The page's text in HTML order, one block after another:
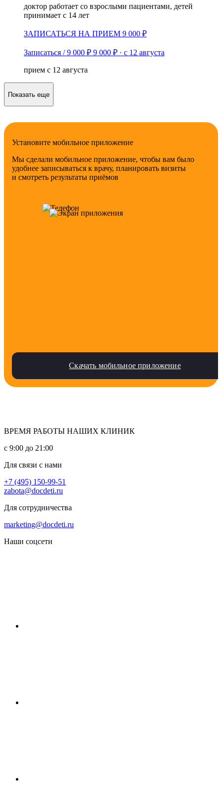
Установите мобильное приложение
Мы сделали мобильное приложение, чтобы вам было
удобнее записываться к врачу, планировать визиты
и смотреть результаты приёмов
Скачать мобильное приложение
доктор работает со взрослыми пациентами, детей
принимает с 14 лет
ЗАПИСАТЬСЯ НА ПРИЕМ 9 000 ₽
Записаться / 9 000 ₽ 9 000 ₽ · с 12 августа
прием с 12 августа
Показать еще
ВРЕМЯ РАБОТЫ НАШИХ КЛИНИК
с 9:00 до 21:00
Для связи с нами
+7 (495) 150-99-51
zabota@docdeti.ru
Для сотрудничества
marketing@docdeti.ru
Наши соцсети